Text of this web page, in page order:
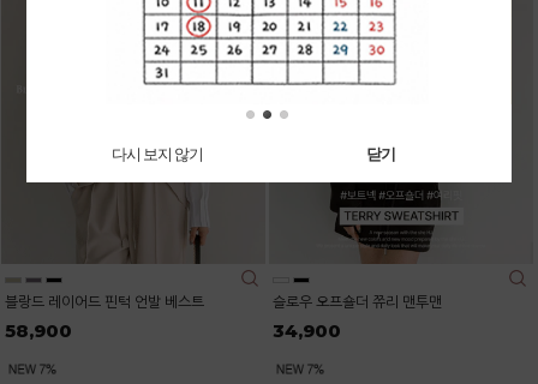
블랑드 레이어드 핀턱 언발 베스트
58,900
슬로우 오프숄더 쮸리 맨투맨
34,900
다시 보지 않기 닫기